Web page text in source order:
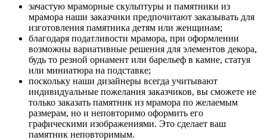
зачастую мраморные скульптуры и памятники из
мрамора наши заказчики предпочитают заказывать для
изготовления памятника детям или женщинам;
благодаря податливости мрамора, при оформлении
возможны вариативные решения для элементов декора,
будь то резной орнамент или барельеф в камне, статуя
или миниатюра на подставке;
поскольку наши дизайнеры всегда учитывают
индивидуальные пожелания заказчиков, вы сможете не
только заказать памятник из мрамора по желаемым
размерам, но и неповторимо оформить его
графическими изображениями. Это сделает ваш
памятник неповторимым.